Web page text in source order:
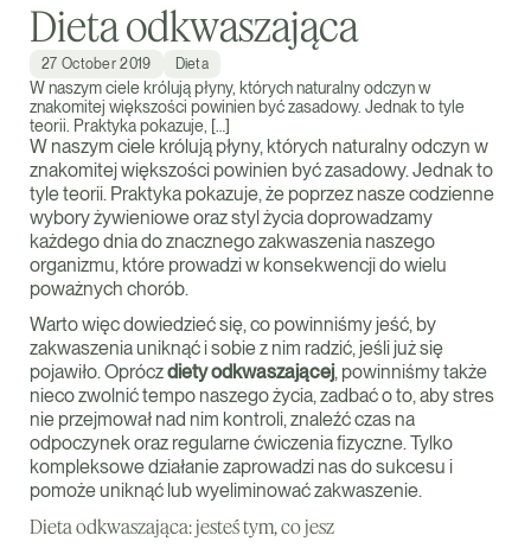
Dieta odkwaszająca
27 October 2019 Dieta
W naszym ciele królują płyny, których naturalny odczyn w
znakomitej większości powinien być zasadowy. Jednak to tyle
teorii. Praktyka pokazuje, […]
W naszym ciele królują płyny, których naturalny odczyn w
znakomitej większości powinien być zasadowy. Jednak to
tyle teorii. Praktyka pokazuje, że poprzez nasze codzienne
wybory żywieniowe oraz styl życia doprowadzamy
każdego dnia do znacznego zakwaszenia naszego
organizmu, które prowadzi w konsekwencji do wielu
poważnych chorób.
Warto więc dowiedzieć się, co powinniśmy jeść, by
zakwaszenia uniknąć i sobie z nim radzić, jeśli już się
pojawiło. Opróczdiety odkwaszającej, powinniśmy także
nieco zwolnić tempo naszego życia, zadbać o to, aby stres
nie przejmował nad nim kontroli, znaleźć czas na
odpoczynek oraz regularne ćwiczenia fizyczne. Tylko
kompleksowe działanie zaprowadzi nas do sukcesu i
pomoże uniknąć lub wyeliminować zakwaszenie.
Dieta odkwaszająca: jesteś tym, co jesz